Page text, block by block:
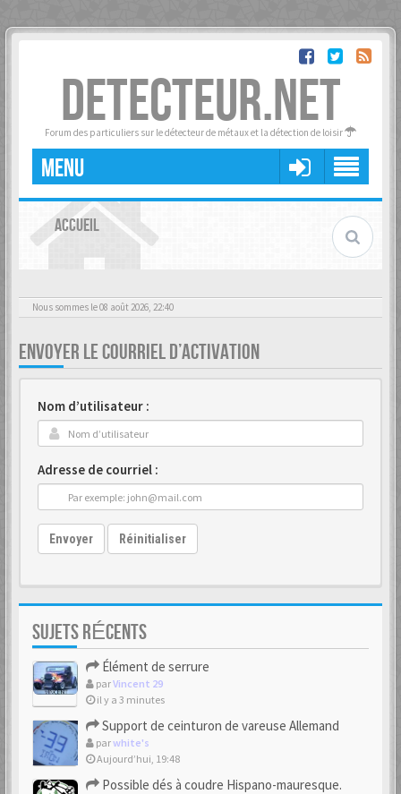
DETECTEUR.NET
Forum des particuliers sur le détecteur de métaux et la détection de loisir
MENU
ACCUEIL
Nous sommes le 08 août 2026, 22:40
ENVOYER LE COURRIEL D’ACTIVATION
Nom d’utilisateur :
Adresse de courriel :
Envoyer Réinitialiser
SUJETS RÉCENTS
Élément de serrure
parVincent 29
il y a 3 minutes
Support de ceinturon de vareuse Allemand
parwhite's
Aujourd’hui, 19:48
Possible dés à coudre Hispano-mauresque.